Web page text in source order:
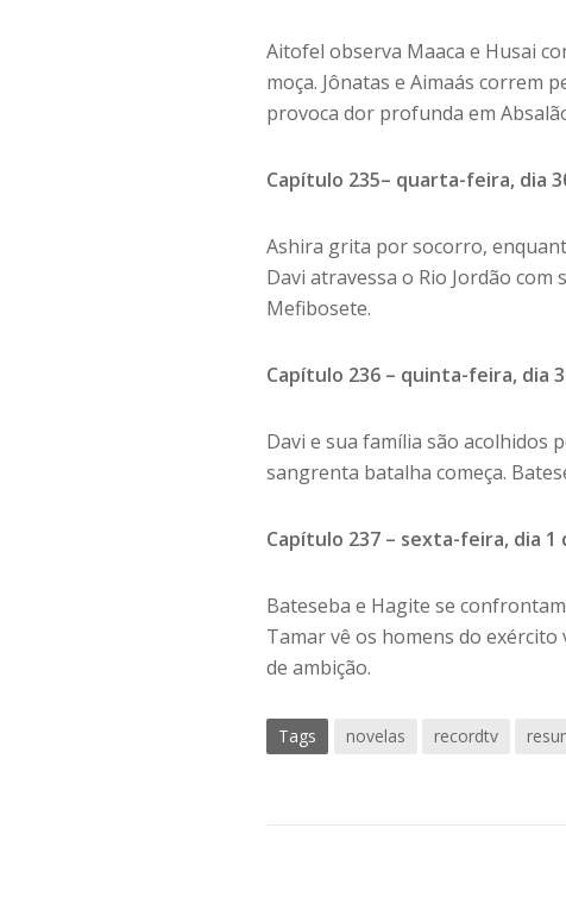
Aitofel observa Maaca e Husai
moça. Jônatas e Aimaás correm
provoca dor profunda em
Capítulo 235– quarta-feira, dia
Ashira grita por socorro,
Davi atravessa o Rio Jordão com
Mefibosete.
Capítulo 236 – quinta-feira, dia
Davi e sua família são acolhidos
sangrenta batalha começa.
Capítulo 237 – sexta-feira, dia
Bateseba e Hagite se
Tamar vê os homens do
de ambição.
Tags novelas recordtv